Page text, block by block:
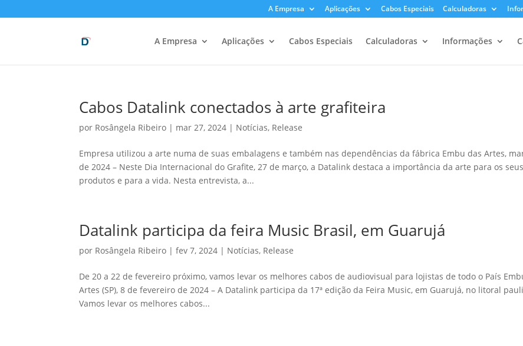
A Empresa Aplicações Cabos Especiais Calculadoras
A Empresa Aplicações Cabos Especiais Calculadoras Informações
Cabos Datalink conectados à arte grafiteira
por Rosângela Ribeiro | mar 27, 2024 | Notícias, Release
Empresa utilizou a arte numa de suas embalagens e também nas dependências da fábrica Embu das Artes,
de 2024 – Neste Dia Internacional do Grafite, 27 de março, a Datalink destaca a importância da arte para os seus
produtos e para a vida. Nesta entrevista, a...
Datalink participa da feira Music Brasil, em Guarujá
por Rosângela Ribeiro |fev 7, 2024 | Notícias, Release
De 20 a 22 de fevereiro próximo, vamos levar os melhores cabos de audiovisual para lojistas de todo o País
Artes (SP), 8 de fevereiro de 2024 – A Datalink participa da 17ª edição da Feira Music, em Guarujá, no litoral
Vamos levar os melhores cabos...